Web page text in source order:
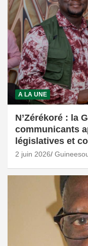
A LA UNE
N’Zérékoré : la
communicants
législatives et
2 juin 2026